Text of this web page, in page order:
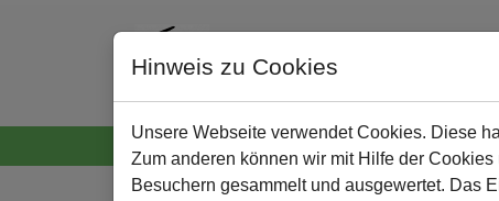
Sie sind hier:
Hinweis zu Cookies
Unsere Webseite verwendet Cookies. Diese
Zum anderen können wir mit Hilfe der
Besuchern gesammelt und ausgewertet. Das